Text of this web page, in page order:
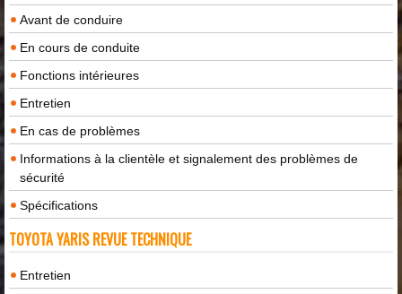
Avant de conduire
En cours de conduite
Fonctions intérieures
Entretien
En cas de problèmes
Informations à la clientèle et signalement des problèmes de
sécurité
Spécifications
TOYOTA YARIS REVUE TECHNIQUE
Entretien